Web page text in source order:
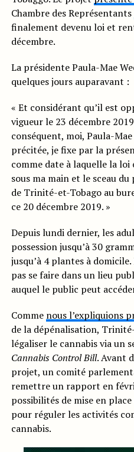
Chambre des Représentants
finalement devenu loi et
décembre.
La présidente Paula-Mae
quelques jours auparavant :
« Et considérant qu’il est
vigueur le 23 décembre
conséquent, moi, Paula-
précitée, je fixe par la
comme date à laquelle la
sous ma main et le sceau
de Trinité-et-Tobago au
ce 20 décembre 2019. »
Depuis lundi dernier, les
possession jusqu’à 30
jusqu’à 4 plantes à
pas se faire dans un lieu
auquel le public peut
Comme nous l’expliquions
de la dépénalisation,
légaliser le cannabis via un
Cannabis Control Bill. Avant
projet, un comité
remettre un rapport en
possibilités de mise en
pour réguler les activités
cannabis.